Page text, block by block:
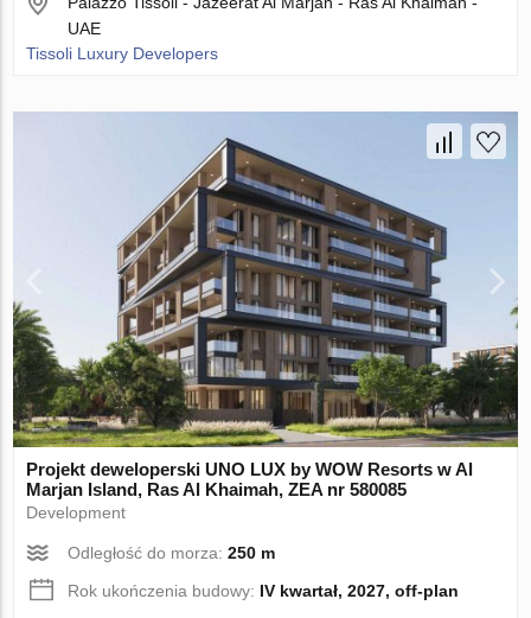
UAE
Tissoli Luxury Developers
Projekt deweloperski UNO LUX by WOW Resorts w Al
Marjan Island, Ras Al Khaimah, ZEA nr 580085
Development
Odległość do morza:250 m
Rok ukończenia budowy: IV kwartał, 2027, off-plan